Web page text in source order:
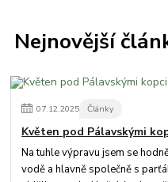
Nejnovější
07.12.2025 Články
Květen pod Pálavskými
Na tuhle výpravu jsem se
vodě a hlavně společně s